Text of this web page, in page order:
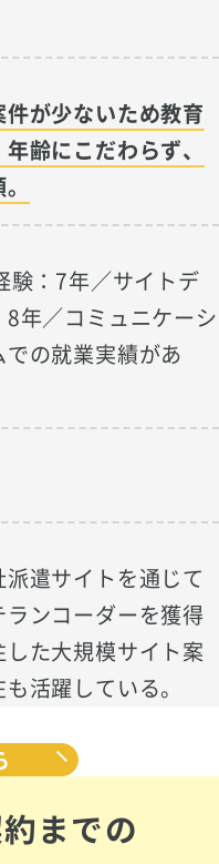
が少ないため教育
齢にこだわらず、
験：7年／サイトデ
年／コミュニケーシ
の就業実績があ
遣サイトを通じて
ンコーダーを獲得
た大規模サイト案
活躍している。
までの